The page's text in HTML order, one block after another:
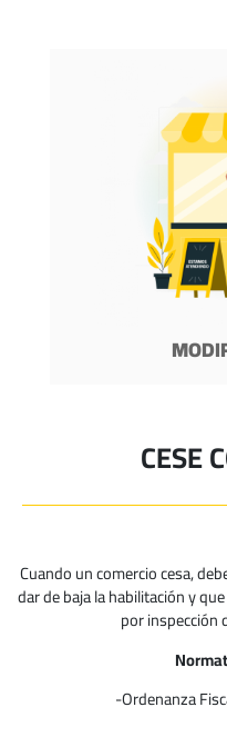
CESE
Cuando un comercio cesa,
dar de baja la habilitación y
por inspección
-Ordenanza